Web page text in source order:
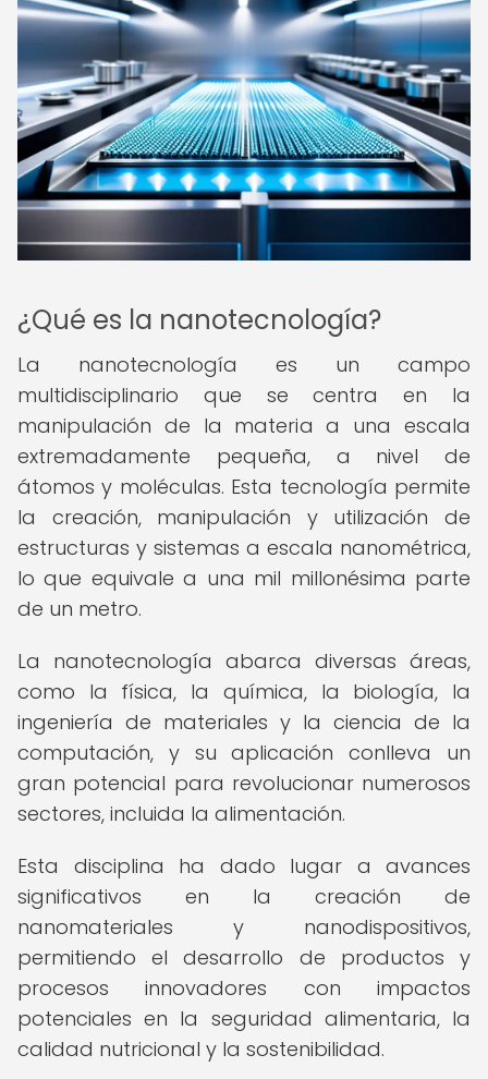
¿Qué es la nanotecnología?
La nanotecnología es un campo
multidisciplinario que se centra en la
manipulación de la materia a una escala
extremadamente pequeña, a nivel de
átomos y moléculas. Esta tecnología permite
la creación, manipulación y utilización de
estructuras y sistemas a escala nanométrica,
lo que equivale a una mil millonésima parte
de un metro.
La nanotecnología abarca diversas áreas,
como la física, la química, la biología, la
ingeniería de materiales y la ciencia de la
computación, y su aplicación conlleva un
gran potencial para revolucionar numerosos
sectores, incluida la alimentación.
Esta disciplina ha dado lugar a avances
significativos en la creación de
nanomateriales y nanodispositivos,
permitiendo el desarrollo de productos y
procesos innovadores con impactos
potenciales en la seguridad alimentaria, la
calidad nutricional y la sostenibilidad.